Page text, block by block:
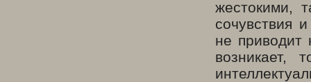
жестокими,
сочувствия
не приводит
возникает,